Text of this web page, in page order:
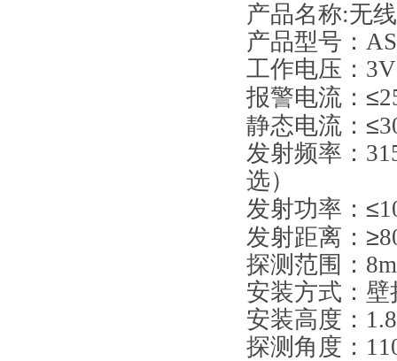
产品名称:无
产品型号：
工作电压：
报警电流： ≤
静态电流： ≤
发射频率：
选）
发射功率： ≤
发射距离： ≥
探测范围：
安装方式：壁
安装高度：
探测角度：